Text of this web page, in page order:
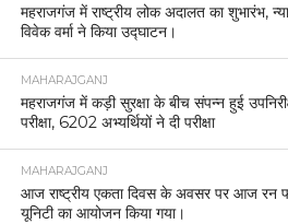
महराजगंज में राष्ट्रीय लोक अदालत का शुभारंभ,
विवेक वर्मा ने किया उद्घाटन।
MAHARAJGANJ
महराजगंज में कड़ी सुरक्षा के बीच संपन्न हुई
परीक्षा, 6202 अभ्यर्थियों ने दी परीक्षा
MAHARAJGANJ
आज राष्ट्रीय एकता दिवस के अवसर पर आज रन
यूनिटी का आयोजन किया गया।